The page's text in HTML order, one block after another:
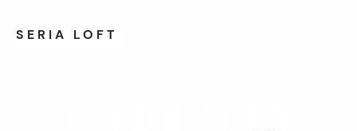
SERIA LOFT